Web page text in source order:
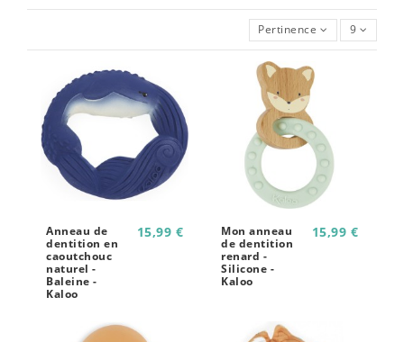
Pertinence 9
Anneau de
dentition en
caoutchouc
naturel -
Baleine -
Kaloo
15,99 €
Mon anneau
de dentition
renard -
Silicone -
Kaloo
15,99 €